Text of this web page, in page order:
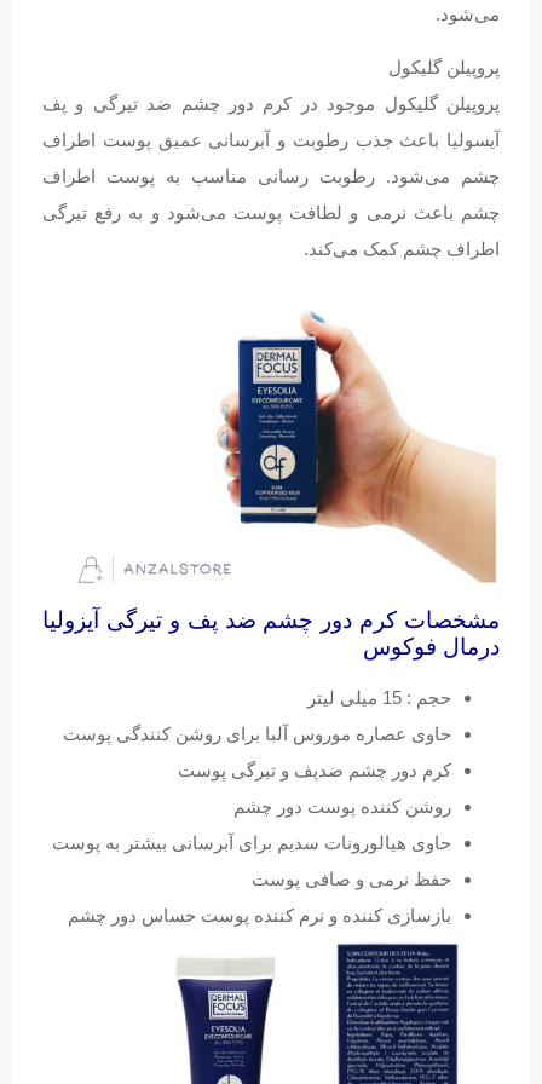
می‌شود.
پروپیلن گلیکول
پروپیلن گلیکول موجود در کرم دور چشم ضد تیرگی و پف
آیسولیا باعث جذب رطوبت و آبرسانی عمیق پوست اطراف
چشم می‌شود. رطوبت رسانی مناسب به پوست اطراف
چشم باعث نرمی و لطافت پوست می‌شود و به رفع تیرگی
اطراف چشم کمک می‌کند.
مشخصات کرم دور چشم ضد پف و تیرگی آیزولیا
درمال فوکوس
حجم : 15 میلی لیتر
حاوی عصاره موروس آلبا برای روشن کنندگی پوست
کرم دور چشم ضدپف و تیرگی پوست
روشن کننده پوست دور چشم
حاوی هیالورونات سدیم برای آبرسانی بیشتر به پوست
حفظ نرمی و صافی پوست
بازسازی کننده و نرم کننده پوست حساس دور چشم